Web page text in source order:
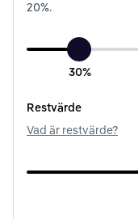
20%.
30%
Restvärde
Vad är restvärde?